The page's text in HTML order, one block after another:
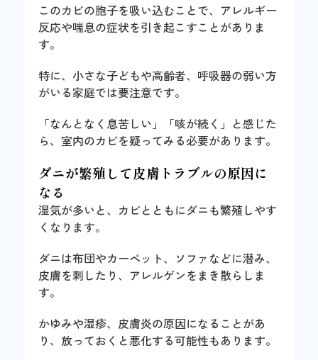
このカビの胞子を吸い込むことで、アレルギー
反応や喘息の症状を引き起こすことがありま
す。
特に、小さな子どもや高齢者、呼吸器の弱い方
がいる家庭では要注意です。
「なんとなく息苦しい」「咳が続く」と感じた
ら、室内のカビを疑ってみる必要があります。
ダニが繁殖して皮膚トラブルの原因に
なる
湿気が多いと、カビとともにダニも繁殖しやす
くなります。
ダニは布団やカーペット、ソファなどに潜み、
皮膚を刺したり、アレルゲンをまき散らしま
す。
かゆみや湿疹、皮膚炎の原因になることがあ
り、放っておくと悪化する可能性もあります。